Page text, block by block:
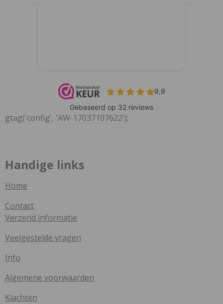
gtag('config', 'AW-17037107622');
Handige links
Home
Contact
Verzend informatie
Veelgestelde vragen
Info
Algemene voorwaarden
Klachten